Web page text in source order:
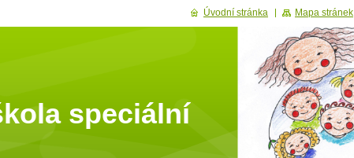
speciální
Úvodní stránka Mapa stránek